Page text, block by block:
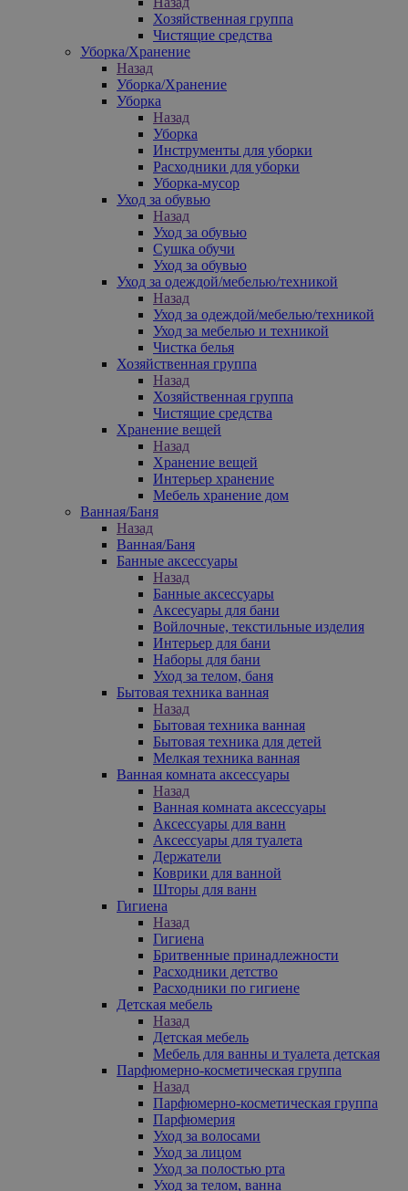
Хозяйственная группа
Чистящие средства
Уборка/Хранение
Назад
Уборка/Хранение
Уборка
Назад
Уборка
Инструменты для уборки
Расходники для уборки
Уборка-мусор
Уход за обувью
Назад
Уход за обувью
Сушка обучи
Уход за обувью
Уход за одеждой/мебелью/техникой
Назад
Уход за одеждой/мебелью/техникой
Уход за мебелью и техникой
Чистка белья
Хозяйственная группа
Назад
Хозяйственная группа
Чистящие средства
Хранение вещей
Назад
Хранение вещей
Интерьер хранение
Мебель хранение дом
Ванная/Баня
Назад
Ванная/Баня
Банные аксессуары
Назад
Банные аксессуары
Аксесуары для бани
Войлочные, текстильные изделия
Интерьер для бани
Наборы для бани
Уход за телом, баня
Бытовая техника ванная
Назад
Бытовая техника ванная
Бытовая техника для детей
Мелкая техника ванная
Ванная комната аксессуары
Назад
Ванная комната аксессуары
Аксессуары для ванн
Аксессуары для туалета
Держатели
Коврики для ванной
Шторы для ванн
Гигиена
Назад
Гигиена
Бритвенные принадлежности
Расходники детство
Расходники по гигиене
Детская мебель
Назад
Детская мебель
Мебель для ванны и туалета детская
Парфюмерно-косметическая группа
Назад
Парфюмерно-косметическая группа
Парфюмерия
Уход за волосами
Уход за лицом
Уход за полостью рта
Уход за телом, ванна